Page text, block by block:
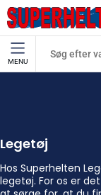
MENU
Legetøj
Hos Superhelten
legetøj. For os er